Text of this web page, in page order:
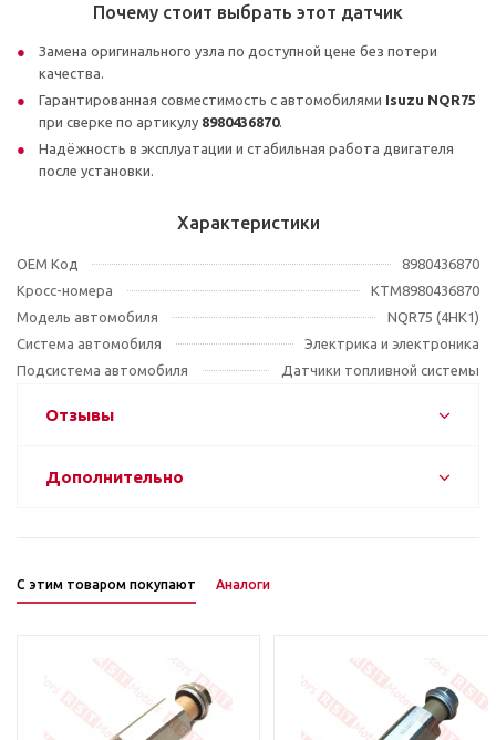
Почему стоит выбрать этот датчик
Замена оригинального узла по доступной цене без потери
качества.
Гарантированная совместимость с автомобилями Isuzu NQR75
при сверке по артикулу 8980436870.
Надёжность в эксплуатации и стабильная работа двигателя
после установки.
Характеристики
OEM Код
8980436870
Кросс-номера
KTM8980436870
Модель автомобиля
NQR75 (4HK1)
Система автомобиля
Электрика и электроника
Подсистема автомобиля
Датчики топливной системы
Отзывы
Дополнительно
С этим товаром покупают Аналоги